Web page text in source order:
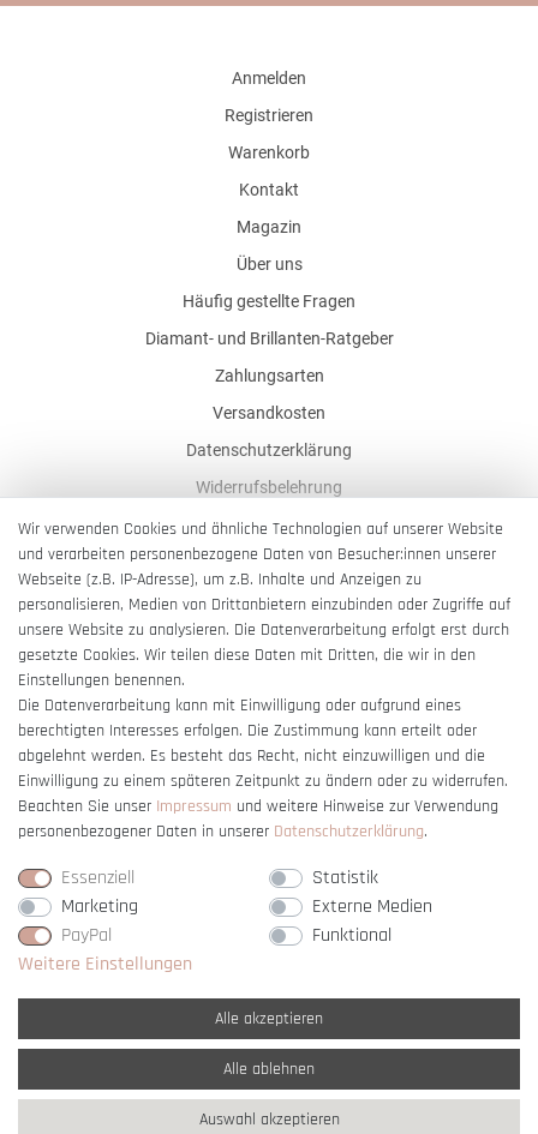
Anmelden
Registrieren
Warenkorb
Kontakt
Magazin
Über uns
Häufig gestellte Fragen
Diamant- und Brillanten-Ratgeber
Zahlungsarten
Versandkosten
Datenschutzerklärung
Widerrufsbelehrung
AGB
Impressum
Barrierefreiheitserklärung
Vertrag widerrufen
* Alle Preise verstehen sich inkl. gesetzl. MwSt. undzzgl. Versandkosten
** Nur innerhalb Deutschlands© copyright 2007-2026 Schmuck Krone / Alle
Wir verwenden Cookies und ähnliche Technologien auf unserer Website
und verarbeiten personenbezogene Daten von Besucher:innen unserer
Webseite (z.B. IP-Adresse), um z.B. Inhalte und Anzeigen zu
personalisieren, Medien von Drittanbietern einzubinden oder Zugriffe auf
unsere Website zu analysieren. Die Datenverarbeitung erfolgt erst durch
gesetzte Cookies. Wir teilen diese Daten mit Dritten, die wir in den
Einstellungen benennen.
Die Datenverarbeitung kann mit Einwilligung oder aufgrund eines
berechtigten Interesses erfolgen. Die Zustimmung kann erteilt oder
abgelehnt werden. Es besteht das Recht, nicht einzuwilligen und die
Einwilligung zu einem späteren Zeitpunkt zu ändern oder zu widerrufen.
Beachten Sie unser Impressum und weitere Hinweise zur Verwendung
personenbezogener Daten in unserer Daten­schutz­erklärung.
Essenziell
Statistik
Marketing
Externe Medien
PayPal
Funktional
Weitere Einstellungen
Alle akzeptieren
Alle ablehnen
Auswahl akzeptieren